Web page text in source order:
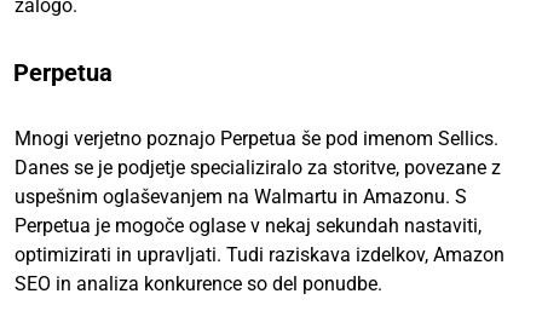
zalogo.
Perpetua
Mnogi verjetno poznajo Perpetua še pod imenom Sellics.
Danes se je podjetje specializiralo za storitve, povezane z
uspešnim oglaševanjem na Walmartu in Amazonu. S
Perpetua je mogoče oglase v nekaj sekundah nastaviti,
optimizirati in upravljati. Tudi raziskava izdelkov, Amazon
SEO in analiza konkurence so del ponudbe.